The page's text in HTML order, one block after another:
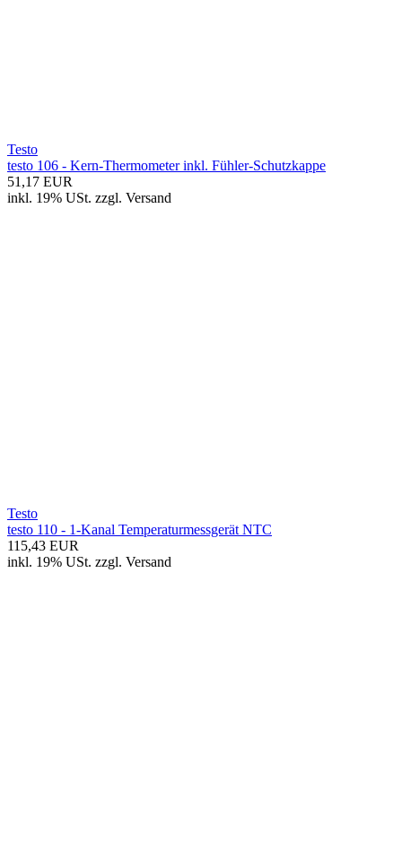
Testo
testo 106 - Kern-Thermometer inkl. Fühler-Schutzkappe
51,17 EUR
inkl. 19% USt. zzgl. Versand
Testo
testo 110 - 1-Kanal Temperaturmessgerät NTC
115,43 EUR
inkl. 19% USt. zzgl. Versand